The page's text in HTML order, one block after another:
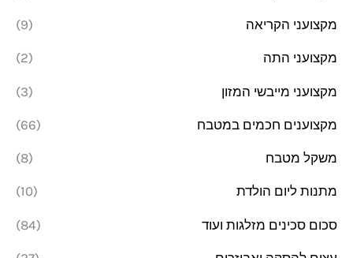
מקצועני הקריאה (9)
מקצועני התה (2)
מקצועני מייבשי המזון (3)
מקצוענים חכמים במטבח (66)
משקל מטבח (8)
מתנות ליום הולדת (10)
סכום סכינים מזלגות ועוד (84)